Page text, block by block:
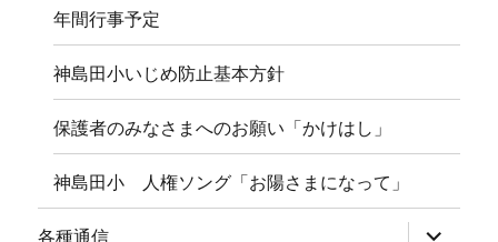
年間行事予定
神島田小いじめ防止基本方針
保護者のみなさまへのお願い「かけはし」
神島田小 人権ソング「お陽さまになって」
各種通信 サ